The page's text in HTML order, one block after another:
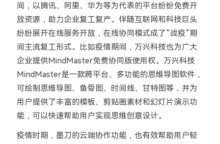
间，以腾讯、阿里、华为等为代表的平台纷纷免费开
放资源，助力企业复工复产。伴随互联网和科技巨头
纷纷展开在线服务开放，在线协同模式成了“战疫”期
间主流复工形式。比如疫情期间，万兴科技也为广大
企业提供MindMaster免费协同版使用权。万兴科技
MindMaster是一款跨平台、多功能的思维导图软件，
可绘制思维导图、鱼骨图、时间线、甘特图等，并为
用户提供了丰富的模板、剪贴画素材和幻灯片演示功
能，可以快速帮助用户实现思维创意设计。
疫情时期，墨刀的云端协作功能，也有效帮助用户轻